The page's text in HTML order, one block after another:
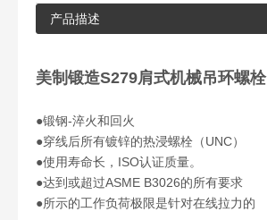
产品描述
美制锻造S279肩式机械吊环螺栓
●锻钢-淬火和回火
●穿线后所有镀锌的热浸螺栓（UNC）
●使用寿命长，ISO认证质量。
●达到或超过ASME B3026的所有要求
●所示的工作负荷极限是针对在线拉力的